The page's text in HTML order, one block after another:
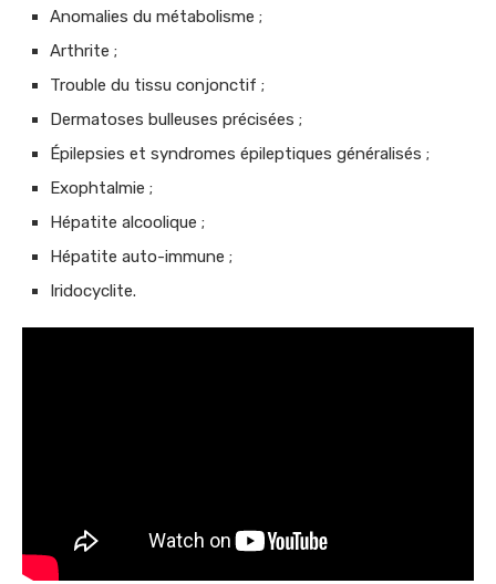
Anomalies du métabolisme ;
Arthrite ;
Trouble du tissu conjonctif ;
Dermatoses bulleuses précisées ;
Épilepsies et syndromes épileptiques généralisés ;
Exophtalmie ;
Hépatite alcoolique ;
Hépatite auto-immune ;
Iridocyclite.